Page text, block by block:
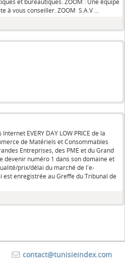
vous conseiller. ZOOM S.A.V ...
EVERY DAY LOW PRICE de la
de Matériels et Consommables
Entreprises, des PME et du Grand
devenir numéro 1 dans son domaine et
prix/délai du marché de l'e-
est enregistrée au Greffe du Tribunal de
contact@tunisieindex.com